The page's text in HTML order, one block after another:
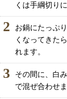
くは手綱切り
2
お鍋にたっぷ
くなってきた
れます。
3
その間に、白
で混ぜ合わせま